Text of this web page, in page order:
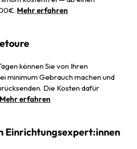
Mehr erfahren
können Sie von Ihren
minimum Gebrauch machen und
Die Kosten dafür
Mehr erfahren
Einrichtungsexpert:innen